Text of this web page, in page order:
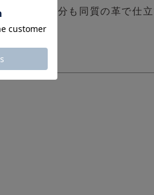
ルダー部分も同質の革で仕